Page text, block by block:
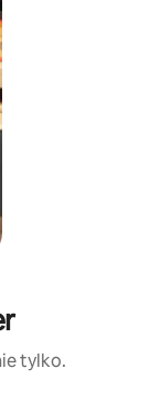
tylko.